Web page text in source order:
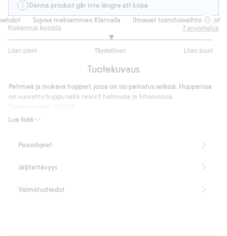
Denna product går inte längre att köpa
Sujuva maksaminen Klarnalla Ilmaiset toimitusvaihtoehdot
Kokemus koosta
Liian pieni Täydellinen Liian suuri
/
ääneen
7arvostelua
Tuotekuvaus
Lue lisää
Pehmeä ja mukava huppari, jossa on iso painatus selässä. Hupparissa
on vuorattu huppu sekä resorit helmassa ja hihansuissa.
Pesuohjeet
Jäljitettävyys
Valmistustiedot